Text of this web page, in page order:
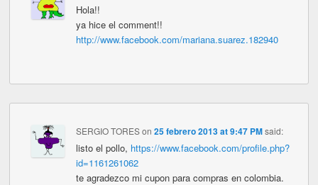
Hola!!
ya hice el comment!!
http://www.facebook.com/mariana.suarez.182940
SERGIO TORESon 25 febrero 2013 at 9:47 PM said:
listo el pollo, https://www.facebook.com/profile.php?
id=1161261062
te agradezco mi cupon para compras en colombia.